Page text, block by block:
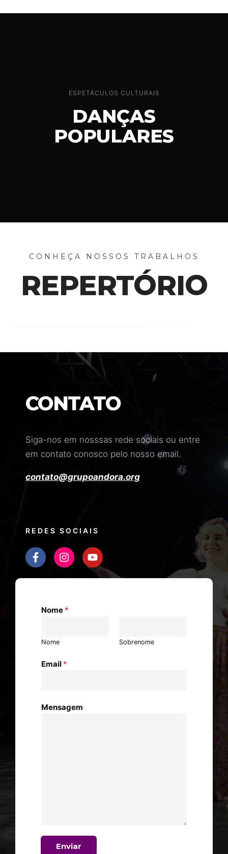
ESPETÁCULOS CULTURAIS
DANÇAS
POPULARES
CONHEÇA NOSSOS TRABALHOS
REPERTÓRIO
CONTATO
Siga-nos em nosssas rede sociais ou entre
em contato conosco pelo nosso email.
contato@grupoandora.org
REDES SOCIAIS
Nome *
Nome Sobrenome
Email *
Mensagem
Enviar